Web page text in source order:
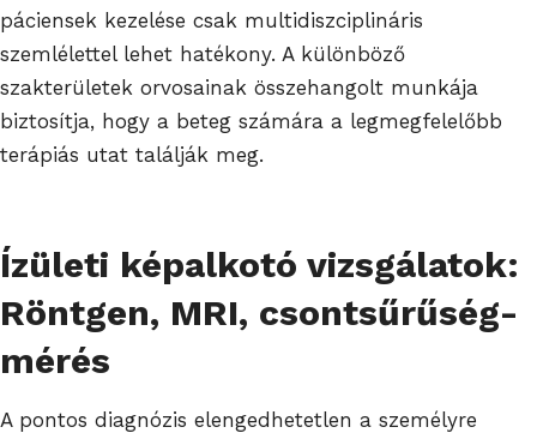
páciensek kezelése csak multidiszciplináris
szemlélettel lehet hatékony. A különböző
szakterületek orvosainak összehangolt munkája
biztosítja, hogy a beteg számára a legmegfelelőbb
terápiás utat találják meg.
Ízületi képalkotó vizsgálatok:
Röntgen, MRI, csontsűrűség-
mérés
A pontos diagnózis elengedhetetlen a személyre